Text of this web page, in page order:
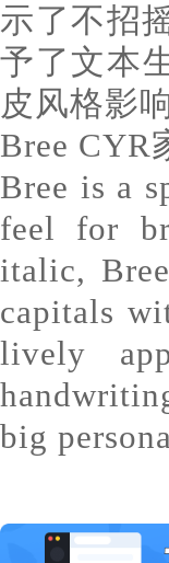
示了不招
予了文本
皮风格影
Bree CYR
Bree is a
feel for
italic,
capitals
lively
big